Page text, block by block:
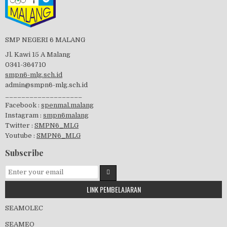
visitasi PPK 2019
GSF 2019
Pembagian Ijazah 2020
SMP NEGERI 6 MALANG
Jl. Kawi 15 A Malang
0341-364710
smpn6-mlg.sch.id
admin@smpn6-mlg.sch.id
Facebook : spenmal.malang
Instagram : smpn6malang
Twitter : SMPN6_MLG
Youtube : SMPN6_MLG
Subscribe
LINK PEMBELAJARAN
SEAMOLEC
SEAMEO